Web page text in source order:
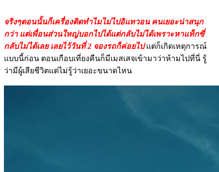
จริงๆตอนนั้นก็เครื่องติดทำไมไม่ไปอิแทวอน คนเยอะน่าสนุก
กว่า แต่เพื่อนส่วนใหญ่บอกไปได้แต่กลับไม่ได้เพราะหาแท็กซี่
กลับไม่ได้เลย เลยไว้วันที่ 2 จองรถก็ค่อยไปแต่ก็เกิดเหตุการณ์
แบบนี้ก่อน ตอนเกือบเที่ยงคืนก็มีเมสเสจเข้ามาว่าห้ามไปที่นี่ รู้
ว่ามีผู้เสียชีวิตแต่ไม่รู้ว่าเยอะขนาดไหน